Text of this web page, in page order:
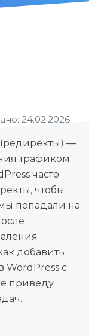
24.02.2026
—
трафиком
часто
чтобы
попадали на
добавить
WordPress с
приведу